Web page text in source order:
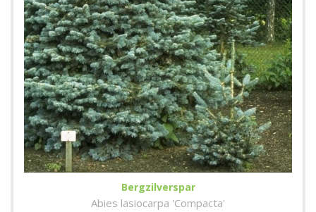
Bergzilverspar
Abies lasiocarpa 'Compacta'